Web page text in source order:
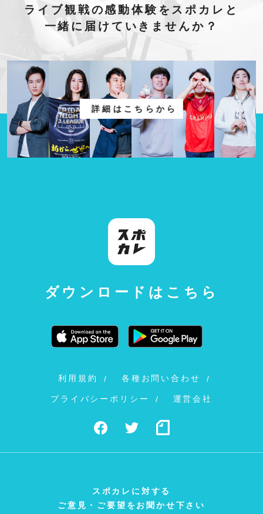
ライブ観戦の感動体験をスポカレと
一緒に届けていきませんか？
詳細はこちらから
ダウンロードはこちら
利用規約 各種お問い合わせ
プライバシーポリシー 運営会社
スポカレに対する
ご意見・ご要望をお聞かせ下さい